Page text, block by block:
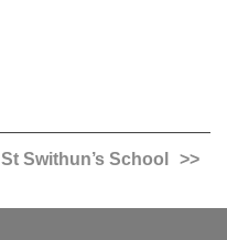
St Swithun’s School